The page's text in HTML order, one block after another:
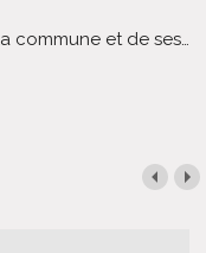
commune et de ses…